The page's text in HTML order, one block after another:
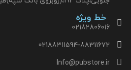
خط ویژه
02182806016
02188311594-88311672
Info@pubstore.ir